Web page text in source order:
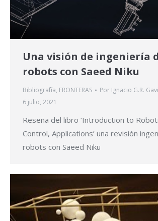
Una visión de ingeniería
robots con Saeed Niku
Bibliografía, FRONTERAS Por Ignacio G.R.
6 julio, 2021
Reseña del libro ‘Introduction to
Control, Applications’ una revisión
robots con Saeed Niku